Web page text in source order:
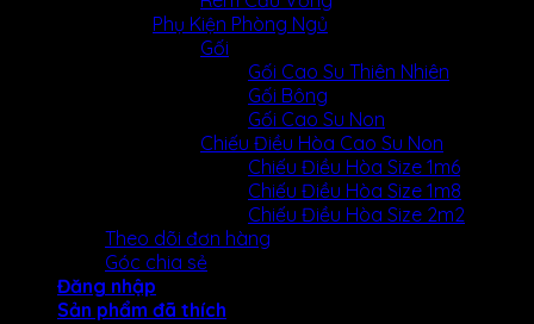
Phụ Kiện Phòng Ngủ
Gối
Gối Cao Su Thiên Nhiên
Gối Bông
Gối Cao Su Non
Chiếu Điều Hòa Cao Su Non
Chiếu Điều Hòa Size 1m6
Chiếu Điều Hòa Size 1m8
Chiếu Điều Hòa Size 2m2
Theo dõi đơn hàng
Góc chia sẻ
Đăng nhập
Sản phẩm đã thích